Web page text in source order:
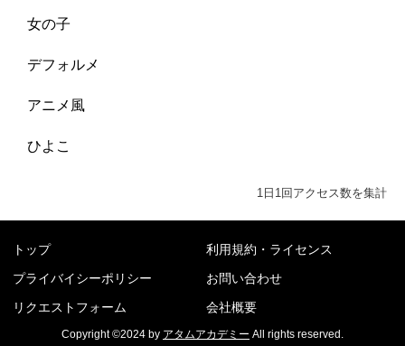
女の子
デフォルメ
アニメ風
ひよこ
1日1回アクセス数を集計
トップ
利用規約・ライセンス
プライバイシーポリシー
お問い合わせ
リクエストフォーム
会社概要
Copyright ©2024 by アタムアカデミー All rights reserved.